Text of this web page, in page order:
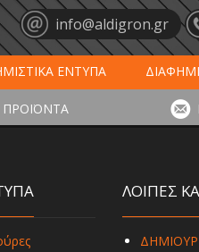
info@aldigron.gr
ΕΝΤΥΠΑ
- ΕΣΤΙΑΣΗ ΤΑΠΕΤΑ
ΠΡΟΪΟΝΤΑ
ΛΟΙΠΕΣ